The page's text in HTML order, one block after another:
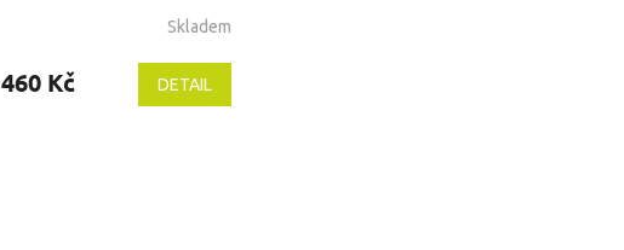
produktu
je
Skladem
460 Kč DETAIL